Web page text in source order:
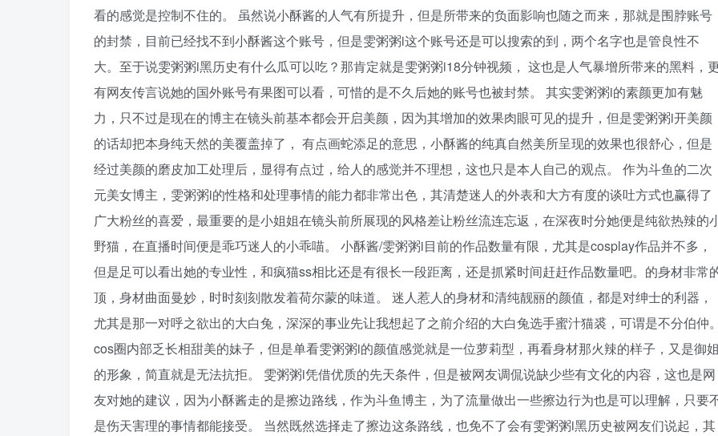
看的感觉是控制不住的。 虽然说小酥酱的人气有所提升，但是所带来的负面影响也随之而来，那就是围脖账号
的封禁，目前已经找不到小酥酱这个账号，但是雯粥粥i这个账号还是可以搜索的到，两个名字也是管良性不
大。至于说雯粥粥i黑历史有什么瓜可以吃？那肯定就是雯粥粥i18分钟视频， 这也是人气暴增所带来的黑料，
有网友传言说她的国外账号有果图可以看，可惜的是不久后她的账号也被封禁。 其实雯粥粥i的素颜更加有魅
力，只不过是现在的博主在镜头前基本都会开启美颜，因为其增加的效果肉眼可见的提升，但是雯粥粥i开美颜
的话却把本身纯天然的美覆盖掉了， 有点画蛇添足的意思，小酥酱的纯真自然美所呈现的效果也很舒心，但是
经过美颜的磨皮加工处理后，显得有点过，给人的感觉并不理想，这也只是本人自己的观点。 作为斗鱼的二次
元美女博主，雯粥粥i的性格和处理事情的能力都非常出色，其清楚迷人的外表和大方有度的谈吐方式也赢得了
广大粉丝的喜爱，最重要的是小姐姐在镜头前所展现的风格差让粉丝流连忘返，在深夜时分她便是纯欲热辣的
野猫，在直播时间便是乖巧迷人的小乖喵。 小酥酱/雯粥粥i目前的作品数量有限，尤其是cosplay作品并不多，
但是足可以看出她的专业性，和疯猫ss相比还是有很长一段距离，还是抓紧时间赶赶作品数量吧。的身材非常
顶，身材曲面曼妙，时时刻刻散发着荷尔蒙的味道。 迷人惹人的身材和清纯靓丽的颜值，都是对绅士的利器，
尤其是那一对呼之欲出的大白兔，深深的事业先让我想起了之前介绍的大白兔选手蜜汁猫裘，可谓是不分伯仲
cos圈内部乏长相甜美的妹子，但是单看雯粥粥i的颜值感觉就是一位萝莉型，再看身材那火辣的样子，又是御
的形象，简直就是无法抗拒。 雯粥粥i凭借优质的先天条件，但是被网友调侃说缺少些有文化的内容，这也是网
友对她的建议，因为小酥酱走的是擦边路线，作为斗鱼博主，为了流量做出一些擦边行为也是可以理解，只要
是伤天害理的事情都能接受。 当然既然选择走了擦边这条路线，也免不了会有雯粥粥i黑历史被网友们说起，其